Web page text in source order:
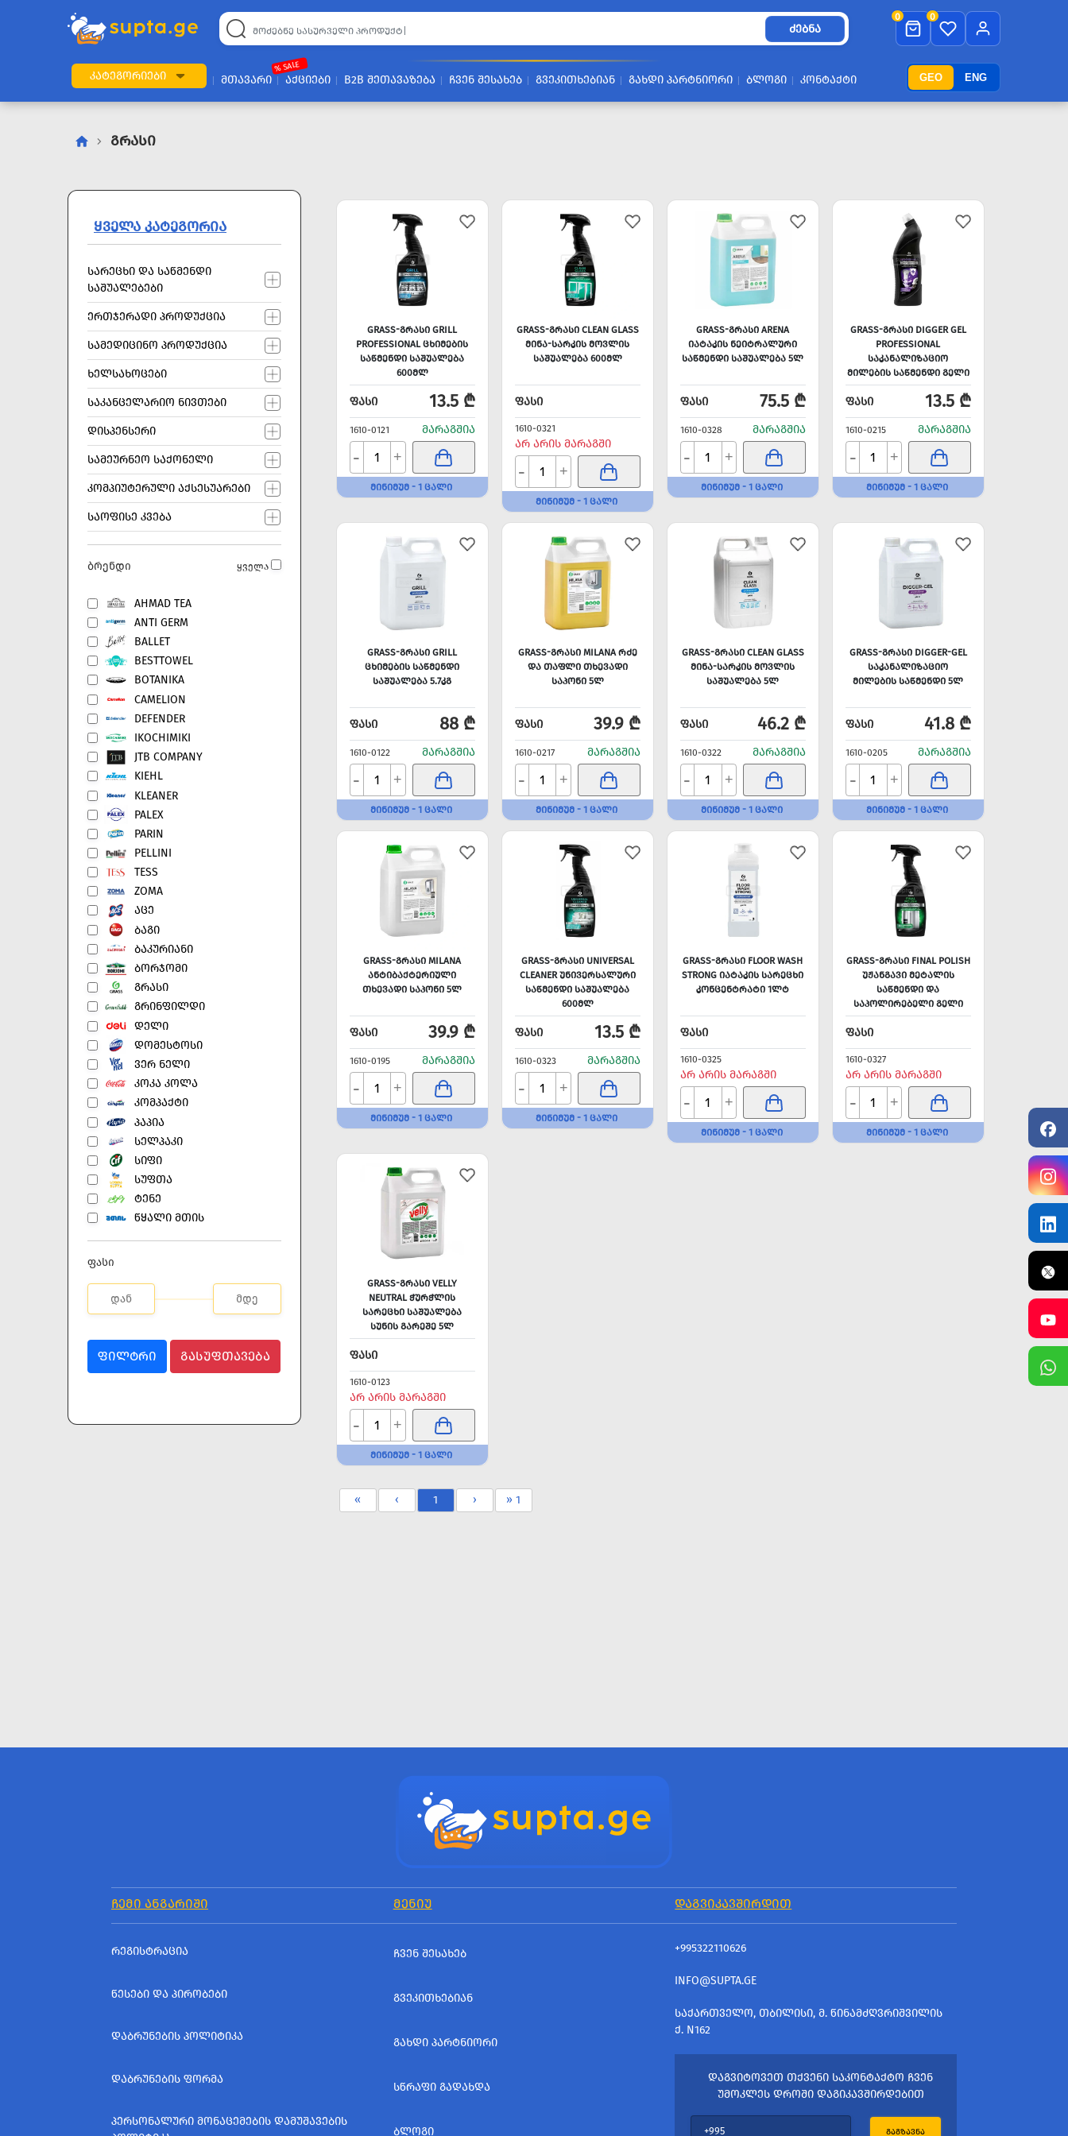
GEO ENG
ᲫᲔᲑᲜᲐ
0 0
ᲙᲐᲢᲔᲒᲝᲠᲘᲔᲑᲘ ᲛᲗᲐᲕᲐᲠᲘ ᲐᲥᲪᲘᲔᲑᲘ
% SALE
B2B ᲨᲔᲗᲐᲕᲐᲖᲔᲑᲐ ᲩᲕᲔᲜ ᲨᲔᲡᲐᲮᲔᲑ ᲒᲕᲔᲙᲘᲗᲮᲔᲑᲘᲐᲜ ᲒᲐᲮᲓᲘ ᲞᲐᲠᲢᲜᲘᲝᲠᲘ ᲑᲚᲝᲒᲘ ᲙᲝᲜᲢᲐᲥᲢᲘ
Გრასი
ᲧᲕᲔᲚᲐ ᲙᲐᲢᲔᲒᲝᲠᲘᲐ
ᲡᲐᲠᲔᲪᲮᲘ ᲓᲐ ᲡᲐᲬᲛᲔᲜᲓᲘ
ᲡᲐᲨᲣᲐᲚᲔᲑᲔᲑᲘ
ᲔᲠᲗᲯᲔᲠᲐᲓᲘ ᲞᲠᲝᲓᲣᲥᲪᲘᲐ
ᲡᲐᲛᲔᲓᲘᲪᲘᲜᲝ ᲞᲠᲝᲓᲣᲥᲪᲘᲐ
ᲮᲔᲚᲡᲐᲮᲝᲪᲔᲑᲘ
ᲡᲐᲙᲐᲜᲪᲔᲚᲐᲠᲘᲝ ᲜᲘᲕᲗᲔᲑᲘ
ᲓᲘᲡᲞᲔᲜᲡᲔᲠᲘ
ᲡᲐᲛᲔᲣᲠᲜᲔᲝ ᲡᲐᲥᲝᲜᲔᲚᲘ
ᲙᲝᲛᲞᲘᲣᲢᲔᲠᲣᲚᲘ ᲐᲥᲡᲔᲡᲣᲐᲠᲔᲑᲘ
ᲡᲐᲝᲤᲘᲡᲔ ᲙᲕᲔᲑᲐ
ბრენდი ყველა
AHMAD TEA
ANTI GERM
BALLET
BESTTOWEL
BOTANIKA
CAMELION
DEFENDER
IKOCHIMIKI
JTB COMPANY
KIEHL
KLEANER
PALEX
PARIN
PELLINI
TESS
ZOMA
ᲐᲪᲔ
ᲑᲐᲒᲘ
ᲑᲐᲙᲣᲠᲘᲐᲜᲘ
ᲑᲝᲠᲯᲝᲛᲘ
ᲒᲠᲐᲡᲘ
ᲒᲠᲘᲜᲤᲘᲚᲓᲘ
ᲓᲔᲚᲘ
ᲓᲝᲛᲔᲡᲢᲝᲡᲘ
ᲕᲔᲠ ᲜᲔᲚᲘ
ᲙᲝᲙᲐ ᲙᲝᲚᲐ
ᲙᲝᲛᲞᲐᲥᲢᲘ
ᲞᲐᲞᲘᲐ
ᲡᲔᲚᲞᲐᲙᲘ
ᲡᲘᲤᲘ
ᲡᲣᲤᲗᲐ
ᲢᲔᲜᲔ
ᲬᲧᲐᲚᲘ ᲛᲗᲘᲡ
ფასი
ᲤᲘᲚᲢᲠᲘ ᲒᲐᲡᲣᲤᲗᲐᲕᲔᲑᲐ
GRASS-ᲒᲠᲐᲡᲘ GRILL
PROFESSIONAL ᲪᲮᲘᲛᲔᲑᲘᲡ
ᲡᲐᲬᲛᲔᲜᲓᲘ ᲡᲐᲨᲣᲐᲚᲔᲑᲐ
600ᲛᲚ
ᲤᲐᲡᲘ 13.5 ₾
1610-0121 ᲛᲐᲠᲐᲒᲨᲘᲐ
- +
ᲛᲘᲜᲘᲛᲣᲛ - 1 ᲪᲐᲚᲘ
GRASS-ᲒᲠᲐᲡᲘ CLEAN GLASS
ᲛᲘᲜᲐ-ᲡᲐᲠᲙᲘᲡ ᲛᲝᲕᲚᲘᲡ
ᲡᲐᲨᲣᲐᲚᲔᲑᲐ 600ᲛᲚ
ᲤᲐᲡᲘ
1610-0321
ᲐᲠ ᲐᲠᲘᲡ ᲛᲐᲠᲐᲒᲨᲘ
- +
ᲛᲘᲜᲘᲛᲣᲛ - 1 ᲪᲐᲚᲘ
GRASS-ᲒᲠᲐᲡᲘ ARENA
ᲘᲐᲢᲐᲙᲘᲡ ᲜᲔᲘᲢᲠᲐᲚᲣᲠᲘ
ᲡᲐᲬᲛᲔᲜᲓᲘ ᲡᲐᲨᲣᲐᲚᲔᲑᲐ 5Ლ
ᲤᲐᲡᲘ 75.5 ₾
1610-0328 ᲛᲐᲠᲐᲒᲨᲘᲐ
- +
ᲛᲘᲜᲘᲛᲣᲛ - 1 ᲪᲐᲚᲘ
GRASS-ᲒᲠᲐᲡᲘ DIGGER GEL
PROFESSIONAL
ᲡᲐᲙᲐᲜᲐᲚᲘᲖᲐᲪᲘᲝ
ᲛᲘᲚᲔᲑᲘᲡ ᲡᲐᲬᲛᲔᲜᲓᲘ ᲒᲔᲚᲘ
1Ლ
ᲤᲐᲡᲘ 13.5 ₾
1610-0215 ᲛᲐᲠᲐᲒᲨᲘᲐ
- +
ᲛᲘᲜᲘᲛᲣᲛ - 1 ᲪᲐᲚᲘ
GRASS-ᲒᲠᲐᲡᲘ GRILL
ᲪᲮᲘᲛᲔᲑᲘᲡ ᲡᲐᲬᲛᲔᲜᲓᲘ
ᲡᲐᲨᲣᲐᲚᲔᲑᲐ 5.7ᲙᲒ
ᲤᲐᲡᲘ 88 ₾
1610-0122 ᲛᲐᲠᲐᲒᲨᲘᲐ
- +
ᲛᲘᲜᲘᲛᲣᲛ - 1 ᲪᲐᲚᲘ
GRASS-ᲒᲠᲐᲡᲘ MILANA ᲠᲫᲔ
ᲓᲐ ᲗᲐᲤᲚᲘ ᲗᲮᲔᲕᲐᲓᲘ
ᲡᲐᲞᲝᲜᲘ 5Ლ
ᲤᲐᲡᲘ 39.9 ₾
1610-0217 ᲛᲐᲠᲐᲒᲨᲘᲐ
- +
ᲛᲘᲜᲘᲛᲣᲛ - 1 ᲪᲐᲚᲘ
GRASS-ᲒᲠᲐᲡᲘ CLEAN GLASS
ᲛᲘᲜᲐ-ᲡᲐᲠᲙᲘᲡ ᲛᲝᲕᲚᲘᲡ
ᲡᲐᲨᲣᲐᲚᲔᲑᲐ 5Ლ
ᲤᲐᲡᲘ 46.2 ₾
1610-0322 ᲛᲐᲠᲐᲒᲨᲘᲐ
- +
ᲛᲘᲜᲘᲛᲣᲛ - 1 ᲪᲐᲚᲘ
GRASS-ᲒᲠᲐᲡᲘ DIGGER-GEL
ᲡᲐᲙᲐᲜᲐᲚᲘᲖᲐᲪᲘᲝ
ᲛᲘᲚᲔᲑᲘᲡ ᲡᲐᲬᲛᲔᲜᲓᲘ 5Ლ
ᲤᲐᲡᲘ 41.8 ₾
1610-0205 ᲛᲐᲠᲐᲒᲨᲘᲐ
- +
ᲛᲘᲜᲘᲛᲣᲛ - 1 ᲪᲐᲚᲘ
GRASS-ᲒᲠᲐᲡᲘ MILANA
ᲐᲜᲢᲘᲑᲐᲥᲢᲔᲠᲘᲣᲚᲘ
ᲗᲮᲔᲕᲐᲓᲘ ᲡᲐᲞᲝᲜᲘ 5Ლ
ᲤᲐᲡᲘ 39.9 ₾
1610-0195 ᲛᲐᲠᲐᲒᲨᲘᲐ
- +
ᲛᲘᲜᲘᲛᲣᲛ - 1 ᲪᲐᲚᲘ
GRASS-ᲒᲠᲐᲡᲘ UNIVERSAL
CLEANER ᲣᲜᲘᲕᲔᲠᲡᲐᲚᲣᲠᲘ
ᲡᲐᲬᲛᲔᲜᲓᲘ ᲡᲐᲨᲣᲐᲚᲔᲑᲐ
600ᲛᲚ
ᲤᲐᲡᲘ 13.5 ₾
1610-0323 ᲛᲐᲠᲐᲒᲨᲘᲐ
- +
ᲛᲘᲜᲘᲛᲣᲛ - 1 ᲪᲐᲚᲘ
GRASS-ᲒᲠᲐᲡᲘ FLOOR WASH
STRONG ᲘᲐᲢᲐᲙᲘᲡ ᲡᲐᲠᲔᲪᲮᲘ
ᲙᲝᲜᲪᲔᲜᲢᲠᲐᲢᲘ 1ᲚᲢ
ᲤᲐᲡᲘ
1610-0325
ᲐᲠ ᲐᲠᲘᲡ ᲛᲐᲠᲐᲒᲨᲘ
- +
ᲛᲘᲜᲘᲛᲣᲛ - 1 ᲪᲐᲚᲘ
GRASS-ᲒᲠᲐᲡᲘ FINAL POLISH
ᲣᲟᲐᲜᲒᲐᲕᲘ ᲛᲔᲢᲐᲚᲘᲡ
ᲡᲐᲬᲛᲔᲜᲓᲘ ᲓᲐ
ᲡᲐᲞᲝᲚᲘᲠᲔᲑᲔᲚᲘ ᲒᲔᲚᲘ
600ᲛᲚ
ᲤᲐᲡᲘ
1610-0327
ᲐᲠ ᲐᲠᲘᲡ ᲛᲐᲠᲐᲒᲨᲘ
- +
ᲛᲘᲜᲘᲛᲣᲛ - 1 ᲪᲐᲚᲘ
GRASS-ᲒᲠᲐᲡᲘ VELLY
NEUTRAL ᲭᲣᲠᲭᲚᲘᲡ
ᲡᲐᲠᲔᲪᲮᲘ ᲡᲐᲨᲣᲐᲚᲔᲑᲐ
ᲡᲣᲜᲘᲡ ᲒᲐᲠᲔᲨᲔ 5Ლ
ᲤᲐᲡᲘ
1610-0123
ᲐᲠ ᲐᲠᲘᲡ ᲛᲐᲠᲐᲒᲨᲘ
- +
ᲛᲘᲜᲘᲛᲣᲛ - 1 ᲪᲐᲚᲘ
« ‹ 1 › » 1
ᲩᲔᲛᲘ ᲐᲜᲒᲐᲠᲘᲨᲘ ᲛᲔᲜᲘᲣ ᲓᲐᲒᲕᲘᲙᲐᲕᲨᲘᲠᲓᲘᲗ
ᲠᲔᲒᲘᲡᲢᲠᲐᲪᲘᲐ
ᲬᲔᲡᲔᲑᲘ ᲓᲐ ᲞᲘᲠᲝᲑᲔᲑᲘ
ᲓᲐᲑᲠᲣᲜᲔᲑᲘᲡ ᲞᲝᲚᲘᲢᲘᲙᲐ
ᲓᲐᲑᲠᲣᲜᲔᲑᲘᲡ ᲤᲝᲠᲛᲐ
ᲞᲔᲠᲡᲝᲜᲐᲚᲣᲠᲘ ᲛᲝᲜᲐᲪᲔᲛᲔᲑᲘᲡ ᲓᲐᲛᲣᲨᲐᲕᲔᲑᲘᲡ
ᲩᲕᲔᲜ ᲨᲔᲡᲐᲮᲔᲑ
ᲒᲕᲔᲙᲘᲗᲮᲔᲑᲘᲐᲜ
ᲒᲐᲮᲓᲘ ᲞᲐᲠᲢᲜᲘᲝᲠᲘ
ᲡᲬᲠᲐᲤᲘ ᲒᲐᲓᲐᲮᲓᲐ
ᲑᲚᲝᲒᲘ
+995322110626
INFO@SUPTA.GE
ᲡᲐᲥᲐᲠᲗᲕᲔᲚᲝ, ᲗᲑᲘᲚᲘᲡᲘ, Მ. ᲬᲘᲜᲐᲛᲫᲦᲕᲠᲘᲨᲕᲘᲚᲘᲡ
Ქ. N162
ᲓᲐᲒᲕᲘᲢᲝᲕᲔᲗ ᲗᲥᲕᲔᲜᲘ ᲡᲐᲙᲝᲜᲢᲐᲥᲢᲝ ᲩᲕᲔᲜ
ᲣᲛᲝᲙᲚᲔᲡ ᲓᲠᲝᲨᲘ ᲓᲐᲒᲘᲙᲐᲕᲨᲘᲠᲓᲔᲑᲘᲗ
ᲒᲐᲒᲖᲐᲕᲜᲐ